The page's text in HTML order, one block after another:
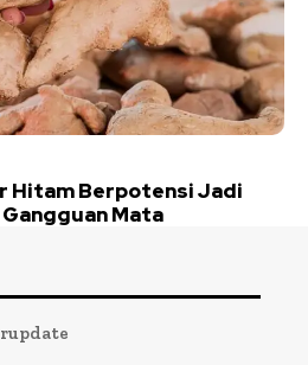
Hitam Berpotensi Jadi
Mata